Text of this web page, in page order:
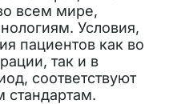
всем мире,
Условия,
пациентов как во
так и в
соответствуют